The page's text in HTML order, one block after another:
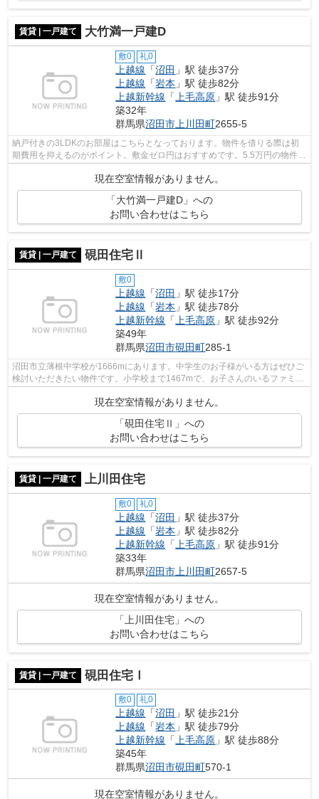
賃貸 | 一戸建て 大竹満一戸建D
敷0 礼0
上越線 「沼田 」駅 徒歩37分
上越線 「岩本 」駅 徒歩82分
上越新幹線 「 上毛高原 」駅 徒歩91分
築32年
群馬県沼田市 上川田町2655-5
納戸付きの3LDKのお部屋はこちらとなっております。物件を借りる際は初
期費用を抑えるのがポイント。敷金ゼロ円はおすすめです。5.5万円の物件で
賃料と生活費のバランスを取りましょう...
現在空室情報がありません。
「大竹満一戸建D」への
お問い合わせはこちら
賃貸 | 一戸建て 硯田住宅Ⅱ
敷0
上越線 「沼田 」駅 徒歩17分
上越線 「岩本 」駅 徒歩78分
上越新幹線 「上毛高原 」駅 徒歩92分
築49年
群馬県沼田市硯田町285-1
沼田市立薄根中学校が1666mにあります。中学生のお子様がいる方はぜひご
検討いただきたい物件です。小学校まで1467mで、お子さんのいるファミリ
現在空室情報がありません。
「硯田住宅Ⅱ」への
お問い合わせはこちら
賃貸 | 一戸建て 上川田住宅
敷0 礼0
上越線 「沼田 」駅 徒歩37分
上越線 「岩本 」駅 徒歩82分
上越新幹線 「 上毛高原 」駅 徒歩91分
築33年
群馬県沼田市 上川田町2657-5
現在空室情報がありません。
「上川田住宅」への
お問い合わせはこちら
賃貸 | 一戸建て 硯田住宅Ⅰ
敷0 礼0
上越線 「沼田 」駅 徒歩21分
上越線 「岩本 」駅 徒歩79分
上越新幹線 「上毛高原 」駅 徒歩88分
築45年
群馬県沼田市硯田町570-1
現在空室情報がありません。